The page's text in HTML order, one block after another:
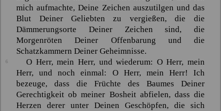
mich aufmachte, Deine Zeichen auszutilgen und das
Blut Deiner Geliebten zu vergießen, die die
Dämmerungsorte Deiner Zeichen sind, die
Morgenröten Deiner Offenbarung und die
Schatzkammern Deiner Geheimnisse.
6
O Herr, mein Herr, und wiederum: O Herr, mein
Herr, und noch einmal: O Herr, mein Herr! Ich
bezeuge, dass die Früchte des Baumes Deiner
Gerechtigkeit ob meiner Bosheit abfielen, dass die
Herzen derer unter Deinen Geschöpfen, die sich